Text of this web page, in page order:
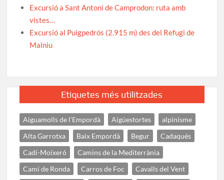
Excursió a Sant Antoni de Camprodon: ruta amb
vistes…
Excursió al Puigpedrós (2.915 m) des del Refugi de
Malniu
Etiquetes més utilitzades
Aiguamolls de l'Empordà Aigüestortes
alpinisme
Alta Garrotxa
Baix Empordà Begur
Cadaqués
Cadí-Moixeró
Camins de la Mediterrània
Camí de Ronda
Carros de Foc
Cavalls del Vent